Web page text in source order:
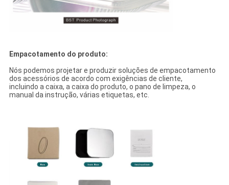
Empacotamento do produto:
Nós podemos projetar e produzir soluções de empacotamento
dos acessórios de acordo com exigências de cliente,
incluindo a caixa, a caixa do produto, o pano de limpeza, o
manual da instrução, várias etiquetas, etc.